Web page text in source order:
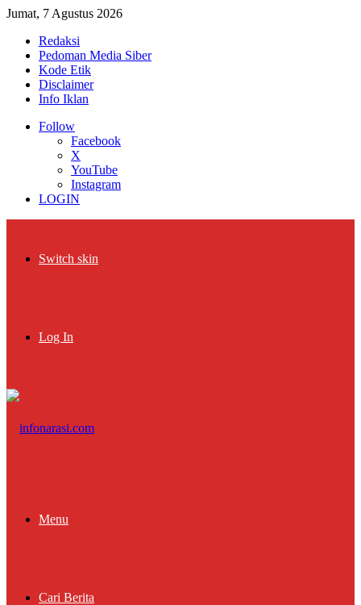
Jumat, 7 Agustus 2026
Redaksi
Pedoman Media Siber
Kode Etik
Disclaimer
Info Iklan
Follow
Facebook
X
YouTube
Instagram
LOGIN
Switch skin
Log In
Menu
Cari Berita